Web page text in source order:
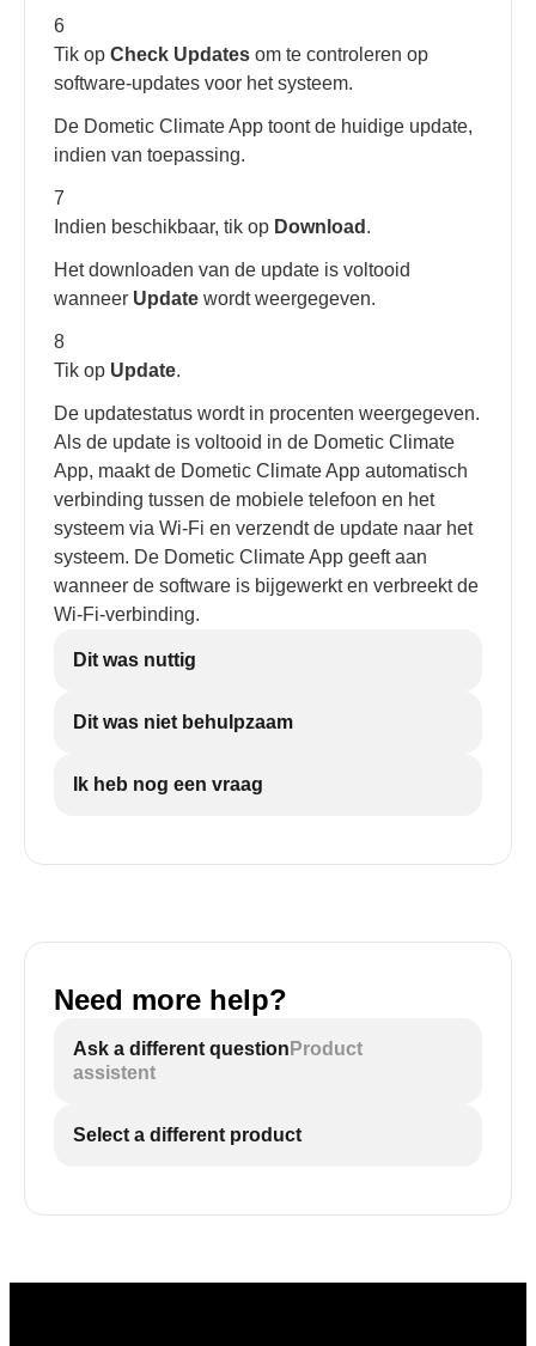
6
Tik op Check Updates om te controleren op
software-updates voor het systeem.
De Dometic Climate App toont de huidige update,
indien van toepassing.
7
Indien beschikbaar, tik op Download .
Het downloaden van de update is voltooid
wanneer Update wordt weergegeven.
8
Tik op Update.
De updatestatus wordt in procenten weergegeven.
Als de update is voltooid in de Dometic Climate
App, maakt de Dometic Climate App automatisch
verbinding tussen de mobiele telefoon en het
systeem via Wi-Fi en verzendt de update naar het
systeem. De Dometic Climate App geeft aan
wanneer de software is bijgewerkt en verbreekt de
Wi-Fi-verbinding.
Dit was nuttig
Dit was niet behulpzaam
Ik heb nog een vraag
Need more help?
Ask a different question Product
assistent
Select a different product